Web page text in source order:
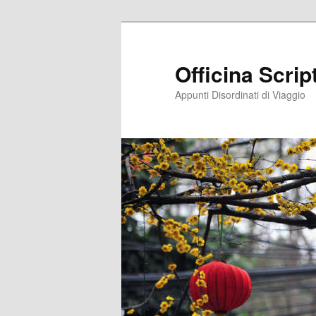
Officina
Appunti Disordinati di Viaggio